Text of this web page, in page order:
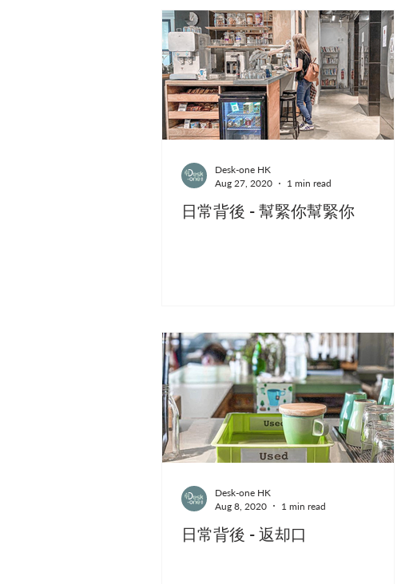
日常背後 - 幫緊你幫緊你
Desk-one HK
Aug 27, 2020
1 min read
日常背後 - 返却口
Desk-one HK
Aug 8, 2020
1 min read